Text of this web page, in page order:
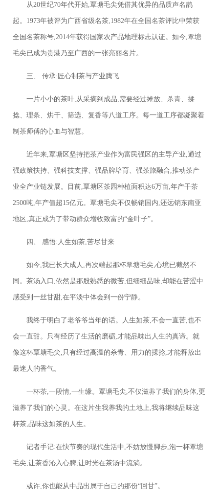
从20世纪70年代开始,覃塘毛尖凭借其优异的品质声名鹊
起。1973年被评为广西省级名茶,1982年在全国名茶评比中荣获
全国名茶称号,2014年获得国家农产品地理标志认证。如今,覃塘
毛尖已成为贵港乃至广西的一张亮丽名片。
三、 传承:匠心制茶与产业腾飞
一片小小的茶叶,从采摘到成品,需要经过摊放、杀青、揉
捻、理条、烘干、筛选、复香等八道工序。每一道工序都凝聚着
制茶师傅的心血与智慧。
近年来,覃塘区坚持把茶产业作为富民强区的主导产业,通过
强政策扶持、强科技支撑、强品牌培育、强茶旅融合,推动茶产
业全产业链发展。目前,覃塘区茶园种植面积达6万亩,年产干茶
2500吨,年产值超15亿元。覃塘毛尖不仅畅销国内,还远销东南亚
地区,真正成为了带动群众增收致富的“金叶子”。
四、 感悟:人生如茶,苦尽甘来
如今,我已长大成人,再次端起那杯覃塘毛尖,心境已截然不
同。茶汤入口,依然是那股熟悉的微苦,但细细品味,却能在苦涩中
感受到一丝甘甜,在平淡中体会到一份宁静。
我终于明白了老爷爷当年的话。人生如茶,不会一直苦,也不
会一直甜。只有经历了生活的磨砺,才能品味出人生的真谛。就
像这杯覃塘毛尖,只有经过高温的杀青、用力的揉捻,才能释放出
最迷人的香气。
一杯茶,一段情,一生缘。覃塘毛尖,不仅滋养了我们的身体,更
滋养了我们的心灵。在这片生我养我的土地上,我将继续品味这
杯茶,品味这如茶的人生。
记者手记:在快节奏的现代生活中,不妨放慢脚步,泡一杯覃塘
毛尖,让茶香沁入心脾,让时光在茶汤中流淌。
或许,你也能从中品出属于自己的那份“回甘”。